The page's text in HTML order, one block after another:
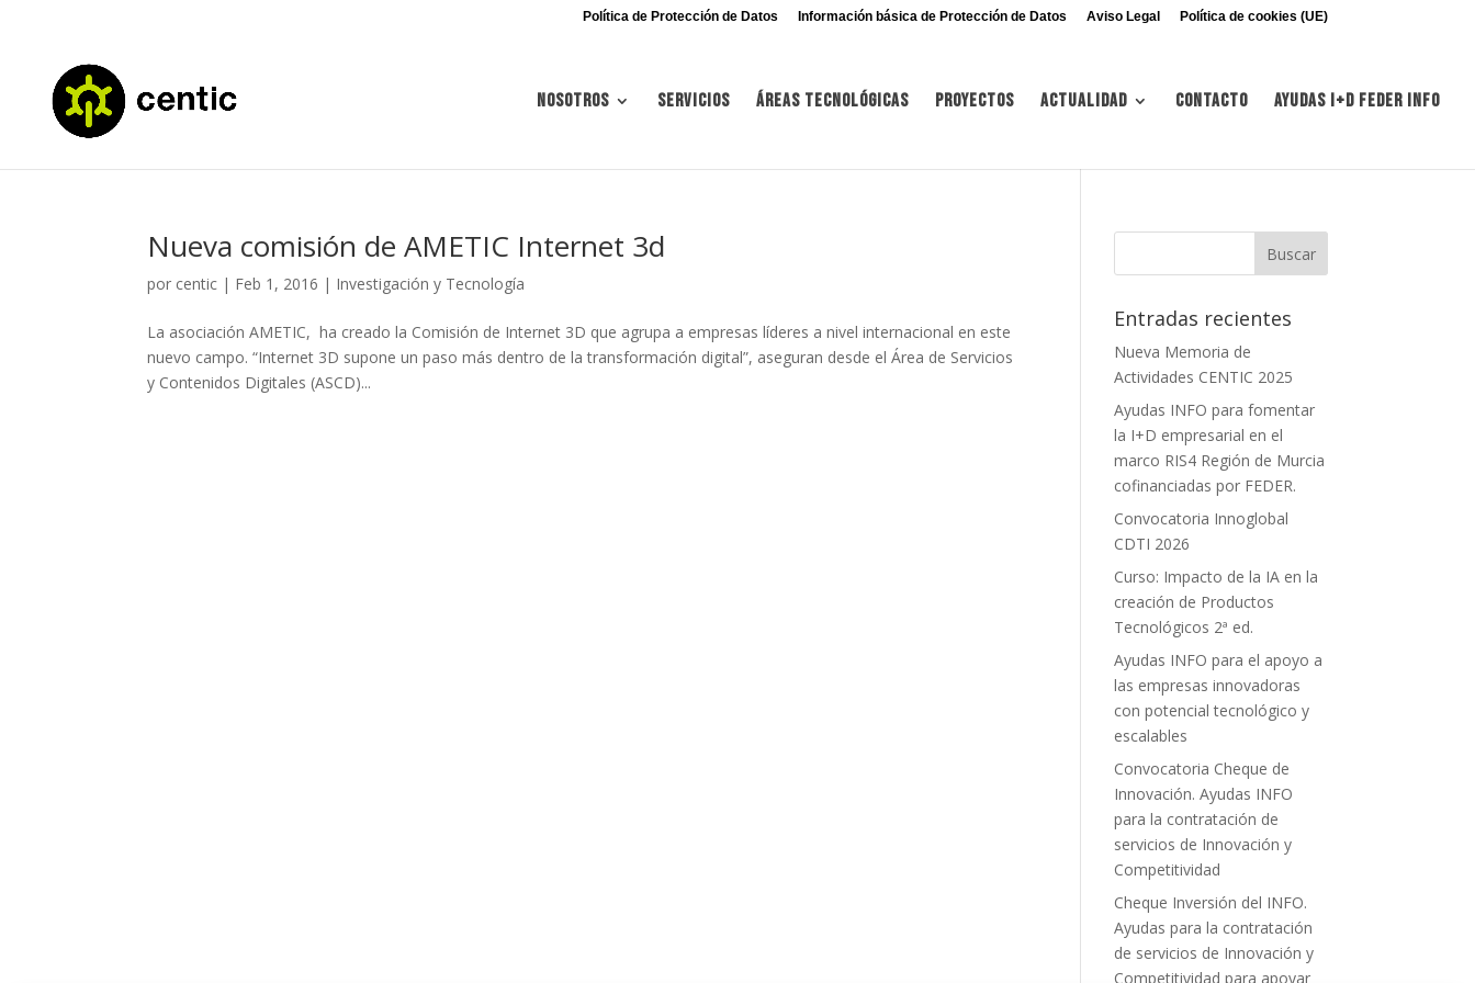
Política de Protección de Datos Información básica de Protección de Datos Aviso Legal Política de cookies (UE)
Nosotros Servicios Áreas tecnológicas Proyectos Actualidad Contacto Ayudas I+d FEDER INFO
Nueva comisión de AMETIC Internet 3d
por centic | Feb 1, 2016 | Investigación y Tecnología
La asociación AMETIC, ha creado la Comisión de Internet 3D que agrupa a empresas líderes a nivel internacional en este
nuevo campo. “Internet 3D supone un paso más dentro de la transformación digital”, aseguran desde el Área de Servicios
y Contenidos Digitales (ASCD)...
Entradas recientes
Nueva Memoria de
Actividades CENTIC 2025
Ayudas INFO para fomentar
la I+D empresarial en el
marco RIS4 Región de Murcia
cofinanciadas por FEDER.
Convocatoria Innoglobal
CDTI 2026
Curso: Impacto de la IA en la
creación de Productos
Tecnológicos 2ª ed.
Ayudas INFO para el apoyo a
las empresas innovadoras
con potencial tecnológico y
escalables
Convocatoria Cheque de
Innovación. Ayudas INFO
para la contratación de
servicios de Innovación y
Competitividad
Cheque Inversión del INFO.
Ayudas para la contratación
de servicios de Innovación y
Competitividad para apoyar